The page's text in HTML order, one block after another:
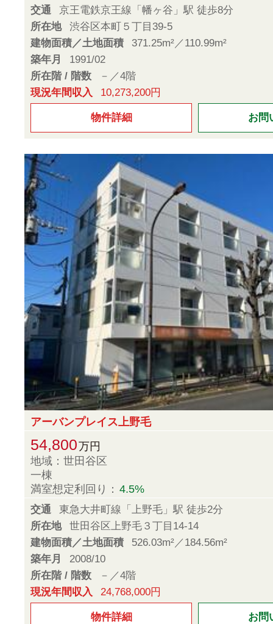
交通
京王電鉄京王線「幡ヶ谷」駅 徒歩8分
所在地
渋谷区本町５丁目39-5
建物面積／土地面積
371.25m²／110.99m²
築年月
1991/02
所在階 / 階数
－／4階
現況年間収入
10,273,200円
物件詳細 お問
アーバンプレイス上野毛
54,800万円
地域：世田谷区
一棟
満室想定利回り： 4.5%
交通
東急大井町線「上野毛」駅 徒歩2分
所在地
世田谷区上野毛３丁目14-14
建物面積／土地面積
526.03m²／184.56m²
築年月
2008/10
所在階 / 階数
－／4階
現況年間収入
24,768,000円
物件詳細 お問